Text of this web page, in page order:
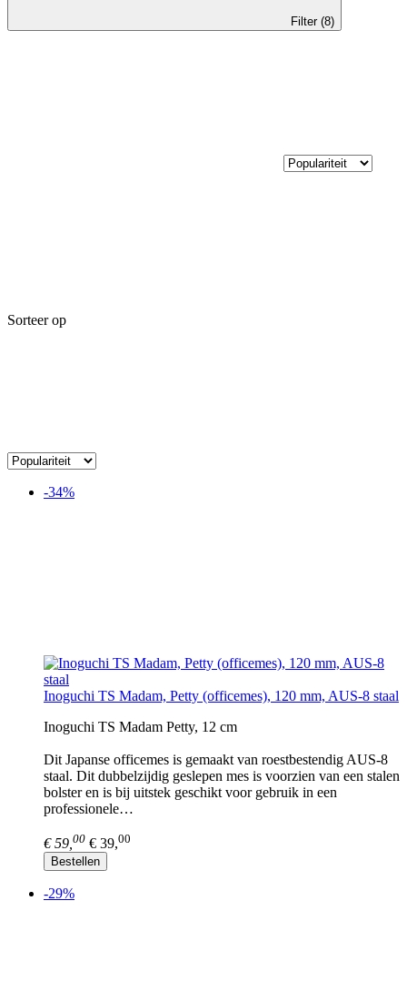
Filter (8)
Sorteer op
-34%
Inoguchi TS Madam, Petty (officemes), 120 mm, AUS-8 staal
Inoguchi TS Madam Petty, 12 cm
Dit Japanse officemes is gemaakt van roestbestendig AUS-8
staal. Dit dubbelzijdig geslepen mes is voorzien van een stalen
bolster en is bij uitstek geschikt voor gebruik in een
professionele…
€ 59, 00 € 39,00
Bestellen
-29%